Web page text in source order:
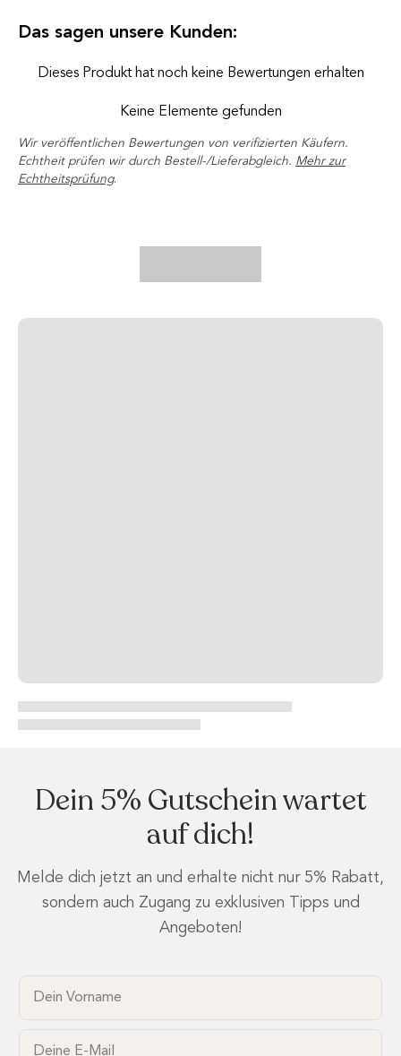
Das sagen unsere Kunden:
Dieses Produkt hat noch keine Bewertungen erhalten
Keine Elemente gefunden
Wir veröffentlichen Bewertungen von verifizierten Käufern.
Echtheit prüfen wir durch Bestell-/Lieferabgleich. Mehr zur
Echtheitsprüfung.
Dein 5% Gutschein wartet
auf dich!
Melde dich jetzt an und erhalte nicht nur 5% Rabatt,
sondern auch Zugang zu exklusiven Tipps und
Angeboten!